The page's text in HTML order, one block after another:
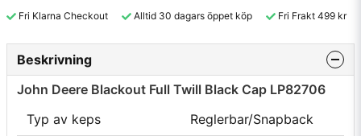
Fri Klarna Checkout Alltid 30 dagars öppet köp Fri Frakt 499 kr
Beskrivning
John Deere Blackout Full Twill Black Cap LP82706
Typ av keps
Reglerbar/Snapback